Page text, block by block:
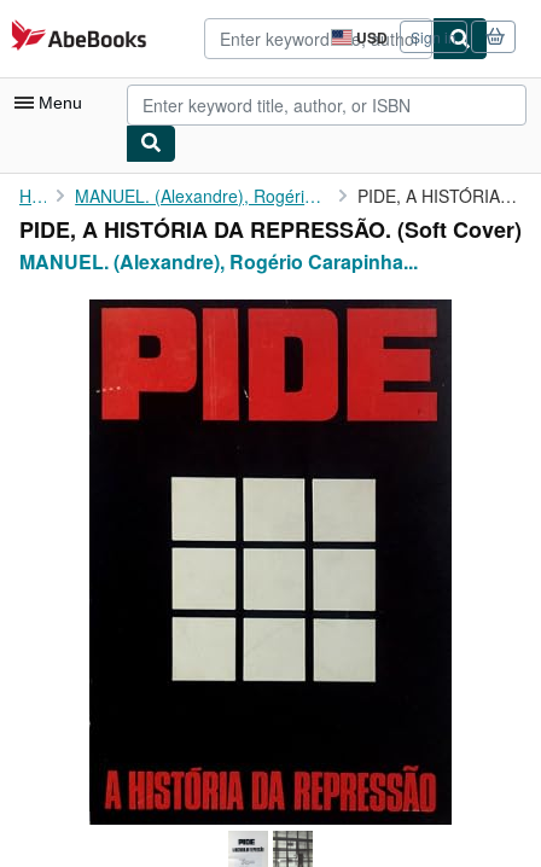
Skip to main content
AbeBooks.com USD
Site
shopping
preferences
Sign in
Menu
My Account
My Purchases
Advanced Search
CLOSE
Home MANUEL. (Alexandre), Rogério Carapinha e Dias Neves. PIDE, A HISTÓRIA DA REPRESSÃO.
PIDE, A HISTÓRIA DA REPRESSÃO. (Soft Cover)
MANUEL. (Alexandre), Rogério Carapinha...